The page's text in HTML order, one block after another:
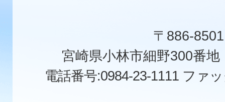
〒886-8501
宮崎県小林市細野300番
電話番号:0984-23-1111 ファ